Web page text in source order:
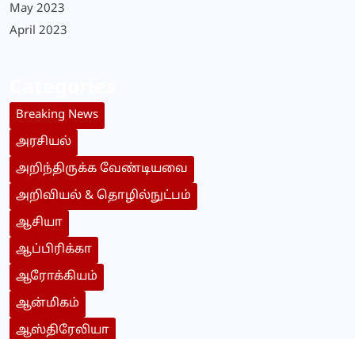
May 2023
April 2023
Breaking News
அரசியல்
அறிந்திருக்க வேண்டியவை
அறிவியல் & தொழில்நுட்பம்
ஆசியா
ஆப்பிரிக்கா
ஆரோக்கியம்
ஆன்மிகம்
ஆஸ்திரேலியா